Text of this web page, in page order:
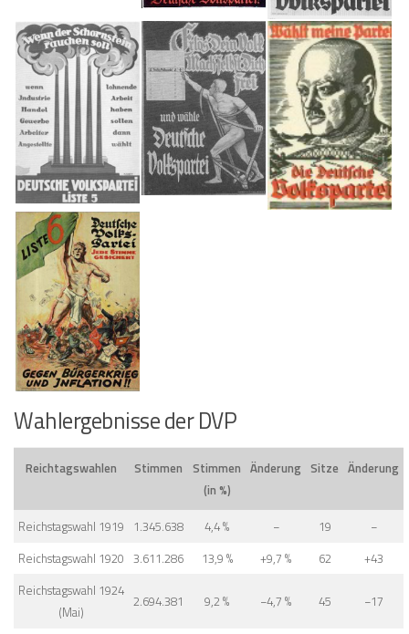
Wahlergebnisse der DVP
Reichtagswahlen Stimmen Stimmen
(in %)
Änderung Sitze Änderung
Reichstagswahl 1919 1.345.638 4,4 % − 19
−
Reichstagswahl 1920 3.611.286 13,9 % +9,7 % 62
+43
Reichstagswahl 1924
(Mai)
2.694.381 9,2 % −4,7 % 45 −17